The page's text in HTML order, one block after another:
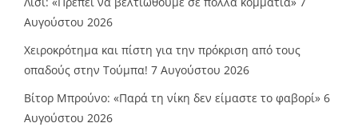
Αυγούστου 2026
Χειροκρότημα και πίστη για την πρόκριση από τους
οπαδούς στην Τούμπα! 7 Αυγούστου 2026
Βίτορ Μπρούνο: «Παρά τη νίκη δεν είμαστε το φαβορί» 6
Αυγούστου 2026